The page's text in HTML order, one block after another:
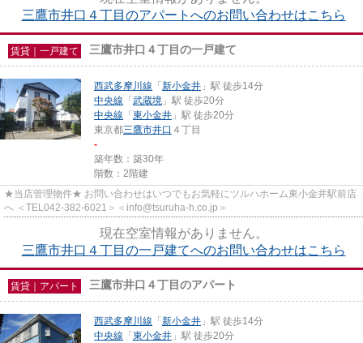
三鷹市井口４丁目のアパートへのお問い合わせはこちら
賃貸｜一戸建て 三鷹市井口４丁目の一戸建て
西武多摩川線 「 新小金井 」駅 徒歩14分
中央線 「 武蔵境 」駅 徒歩20分
中央線 「 東小金井 」駅 徒歩20分
東京都三鷹市井口 ４丁目
-
築年数：築30年
階数：2階建
★当店管理物件★ お問い合わせはいつでもお気軽にツルハホーム東小金井駅前店
へ ＜TEL042-382-6021＞＜info@tsuruha-h.co.jp＞
現在空室情報がありません。
三鷹市井口４丁目の一戸建てへのお問い合わせはこちら
賃貸｜アパート 三鷹市井口４丁目のアパート
西武多摩川線 「 新小金井 」駅 徒歩14分
中央線 「 東小金井 」駅 徒歩20分